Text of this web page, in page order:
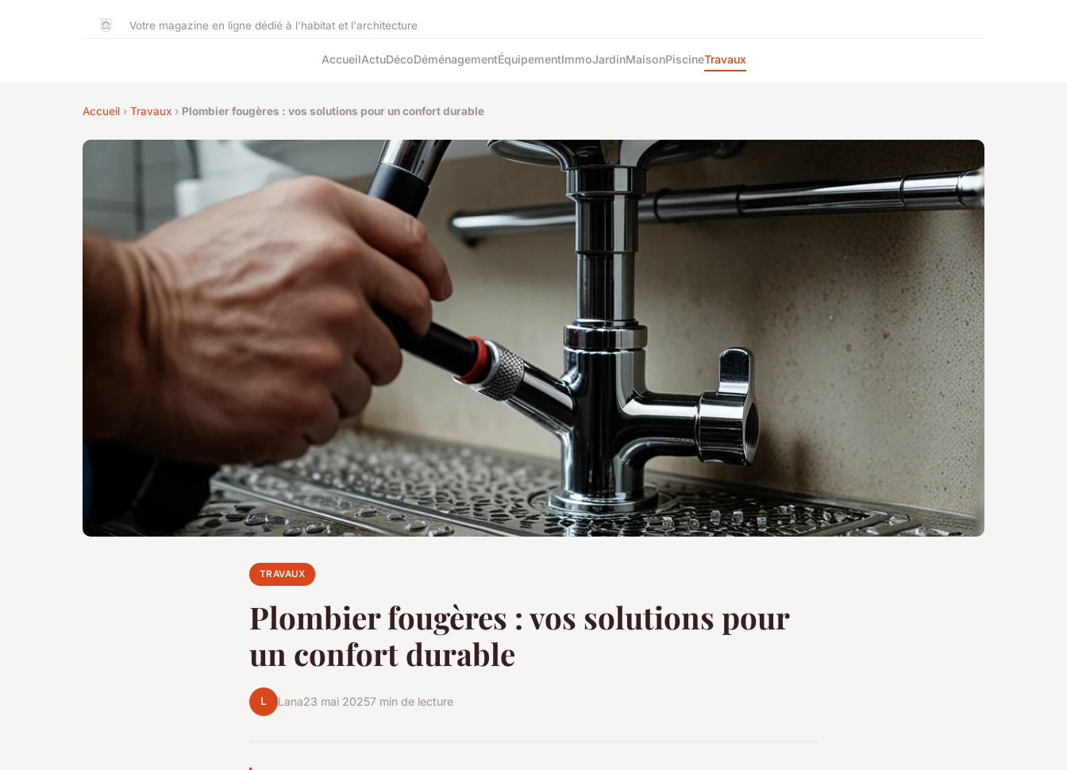
Votre magazine en ligne dédié à l'habitat et l'architecture
AccueilActuDécoDéménagementÉquipementImmoJardinMaisonPiscineTravaux
Accueil › Travaux › Plombier fougères : vos solutions pour un confort durable
TRAVAUX
Plombier fougères : vos solutions pour
un confort durable
L Lana23 mai 20257 min de lecture